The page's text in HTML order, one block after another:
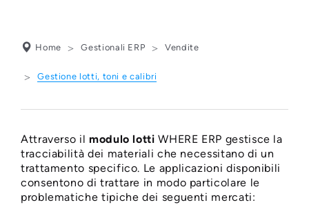
Home Gestionali ERP Vendite
Gestione lotti, toni e calibri
Attraverso il modulo lotti WHERE ERP gestisce la
tracciabilità dei materiali che necessitano di un
trattamento specifico. Le applicazioni disponibili
consentono di trattare in modo particolare le
problematiche tipiche dei seguenti mercati: